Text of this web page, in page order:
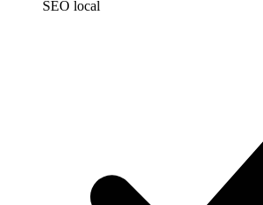
SEO local